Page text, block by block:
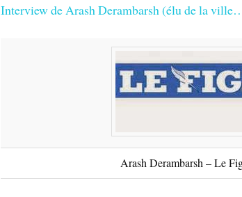
Interview de Arash Derambarsh (élu de la
Arash Derambarsh – Le